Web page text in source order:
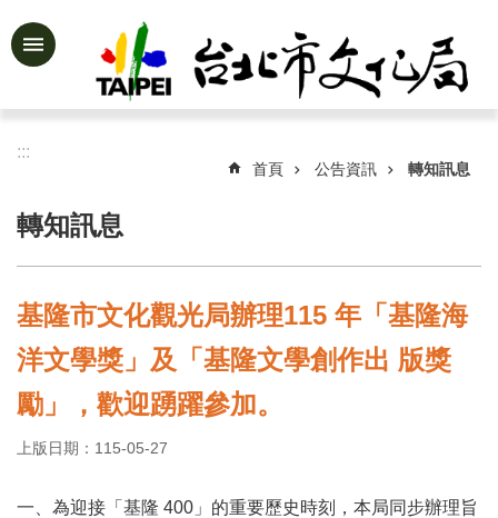
跳到主要內容區塊
進
告
訊
認
識
文
局
業
:::
首頁 公告資訊 轉知訊息
轉知訊息
基隆市文化觀光局辦理115 年「基隆海
洋文學獎」及「基隆文學創作出 版獎
勵」，歡迎踴躍參加。
上版日期：115-05-27
一、為迎接「基隆 400」的重要歷史時刻，本局同步辦理旨